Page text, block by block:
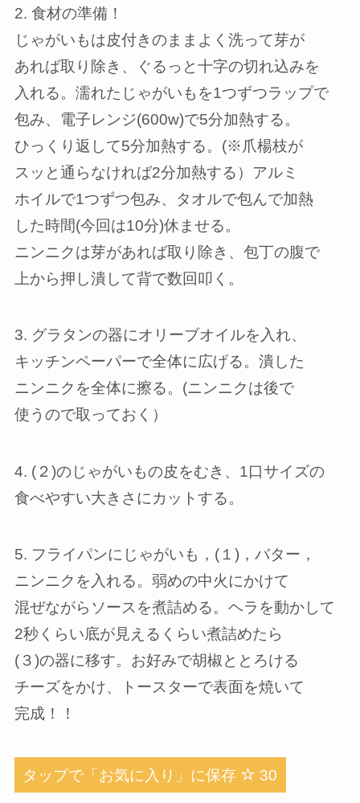
2. 食材の準備！
じゃがいもは皮付きのままよく洗って芽が
あれば取り除き、ぐるっと十字の切れ込みを
入れる。濡れたじゃがいもを1つずつラップで
包み、電子レンジ(600w)で5分加熱する。
ひっくり返して5分加熱する。(※爪楊枝が
スッと通らなければ2分加熱する）アルミ
ホイルで1つずつ包み、タオルで包んで加熱
した時間(今回は10分)休ませる。
ニンニクは芽があれば取り除き、包丁の腹で
上から押し潰して背で数回叩く。
3. グラタンの器にオリーブオイルを入れ、
キッチンペーパーで全体に広げる。潰した
ニンニクを全体に擦る。(ニンニクは後で
使うので取っておく）
4. (２)のじゃがいもの皮をむき、1口サイズの
食べやすい大きさにカットする。
5. フライパンにじゃがいも，(１)，バター，
ニンニクを入れる。弱めの中火にかけて
混ぜながらソースを煮詰める。ヘラを動かして
2秒くらい底が見えるくらい煮詰めたら
(３)の器に移す。お好みで胡椒ととろける
チーズをかけ、トースターで表面を焼いて
完成！！
タップで「お気に入り」に保存 30